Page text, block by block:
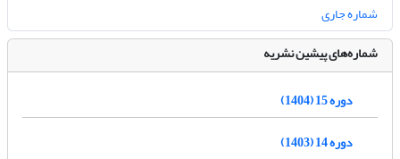
شماره جاری
شماره‌های پیشین نشریه
دوره 15 (1404)
دوره 14 (1403)